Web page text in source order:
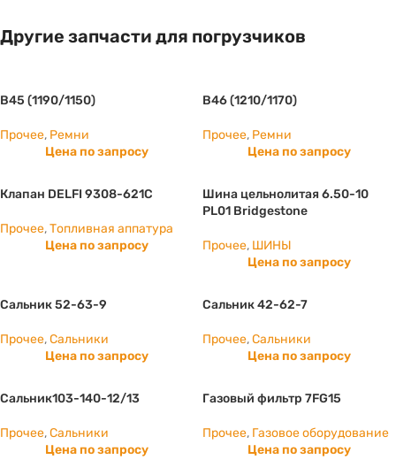
Другие запчасти для погрузчиков
B45 (1190/1150)
Прочее, Ремни
Цена по запросу
B46 (1210/1170)
Прочее, Ремни
Цена по запросу
Клапан DELFI 9308-621C
Прочее,Топливная аппатура
Цена по запросу
Шина цельнолитая 6.50-10
PL01 Bridgestone
Прочее, ШИНЫ
Цена по запросу
Сальник 52-63-9
Прочее,Сальники
Цена по запросу
Сальник 42-62-7
Прочее,Сальники
Цена по запросу
Сальник103-140-12/13
Прочее,Сальники
Цена по запросу
Газовый фильтр 7FG15
Прочее, Газовое оборудование
Цена по запросу